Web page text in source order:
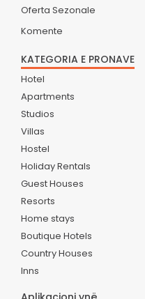
Oferta Sezonale
Komente
KATEGORIA E PRONAVE
Hotel
Apartments
Studios
Villas
Hostel
Holiday Rentals
Guest Houses
Resorts
Home stays
Boutique Hotels
Country Houses
Inns